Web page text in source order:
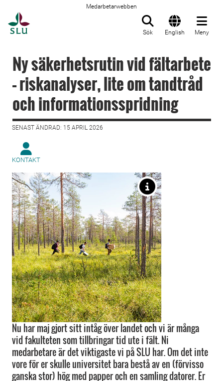
Medarbetarwebben
Sök English Meny
Ny säkerhetsrutin vid fältarbete
– riskanalyser, lite om tandtråd
och informationsspridning
SENAST ÄNDRAD: 15 APRIL 2026
KONTAKT
Nu har maj gjort sitt intåg över landet och vi är många
vid fakulteten som tillbringar tid ute i fält. Ni
medarbetare är det viktigaste vi på SLU har. Om det inte
vore för er skulle universitet bara bestå av en (förvisso
ganska stor) hög med papper och en samling datorer. Er